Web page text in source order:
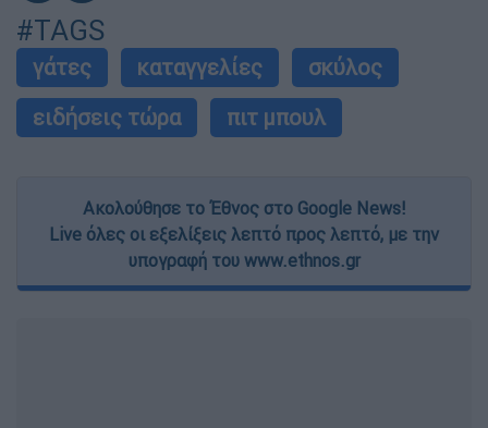
#TAGS
γάτες καταγγελίες
σκύλος
ειδήσεις τώρα
πιτ μπουλ
Ακολούθησε το Έθνος στο Google News!
Live όλες οι εξελίξεις λεπτό προς λεπτό, με την
υπογραφή του www.ethnos.gr